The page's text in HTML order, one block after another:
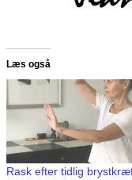
Læs også
Rask efter tidlig